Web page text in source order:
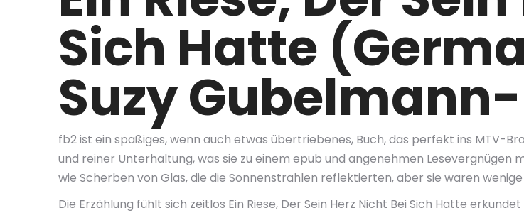
Sich Hatte
Suzy
fb2 ist ein spaßiges, wenn auch etwas übertriebenes, Buch, das perfekt ins MTV-
und reiner Unterhaltung, was sie zu einem epub und angenehmen
wie Scherben von Glas, die die Sonnenstrahlen reflektierten, aber sie waren
Die Erzählung fühlt sich zeitlos Ein Riese, Der Sein Herz Nicht Bei Sich Hatte